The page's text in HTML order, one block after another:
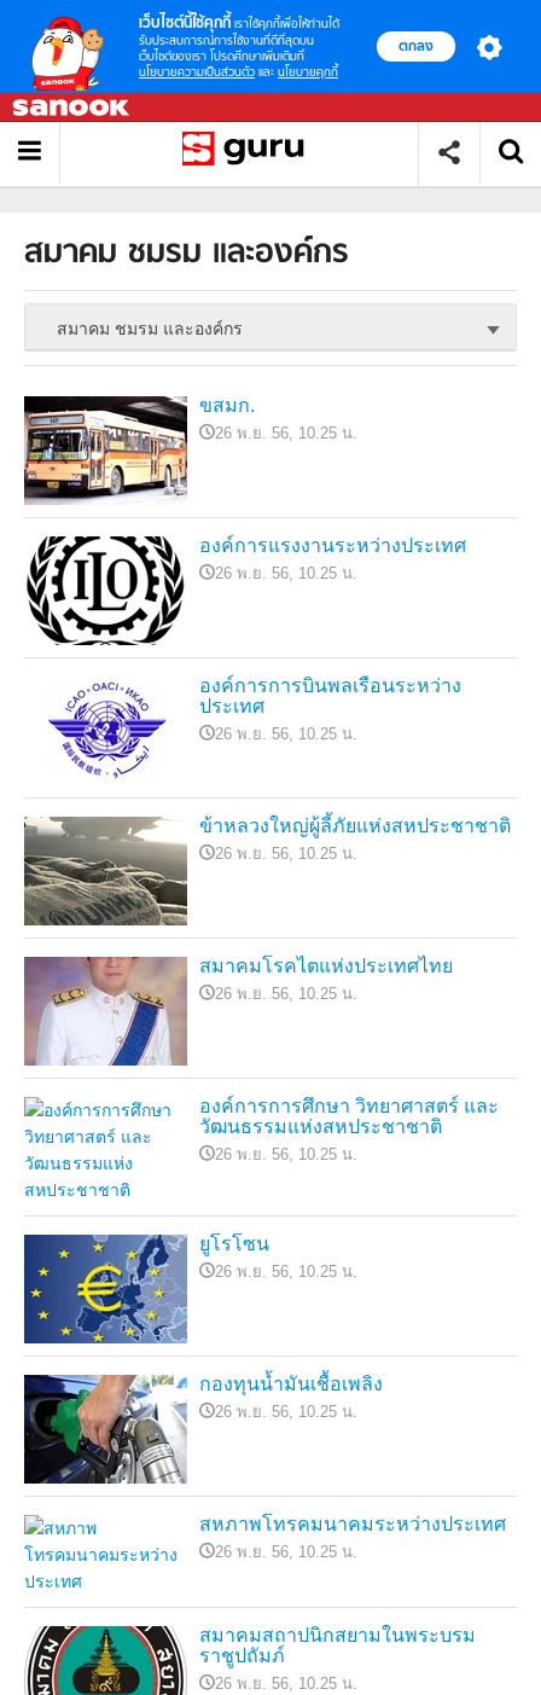
เว็บไซต์นี้ใช้คุกกี้ เราใช้คุกกี้เพื่อให้ท่านได้
รับประสบการณ์การใช้งานที่ดีที่สุดบน
เว็บไซต์ของเรา โปรดศึกษาเพิ่มเติมที่
นโยบายความเป็นส่วนตัว และ นโยบายคุกกี้
ตกลง
สมาคม ชมรม และองค์กร
สมาคม ชมรม และองค์กร
ขสมก.
26 พ.ย. 56, 10.25 น.
องค์การแรงงานระหว่างประเทศ
26 พ.ย. 56, 10.25 น.
องค์การการบินพลเรือนระหว่าง
ประเทศ
26 พ.ย. 56, 10.25 น.
ข้าหลวงใหญ่ผู้ลี้ภัยแห่งสหประชาชาติ
26 พ.ย. 56, 10.25 น.
สมาคมโรคไตแห่งประเทศไทย
26 พ.ย. 56, 10.25 น.
องค์การการศึกษา วิทยาศาสตร์ และ
วัฒนธรรมแห่งสหประชาชาติ
26 พ.ย. 56, 10.25 น.
ยูโรโซน
26 พ.ย. 56, 10.25 น.
กองทุนน้ำมันเชื้อเพลิง
26 พ.ย. 56, 10.25 น.
สหภาพโทรคมนาคมระหว่างประเทศ
26 พ.ย. 56, 10.25 น.
สมาคมสถาปนิกสยามในพระบรม
ราชูปถัมภ์
26 พ.ย. 56, 10.25 น.